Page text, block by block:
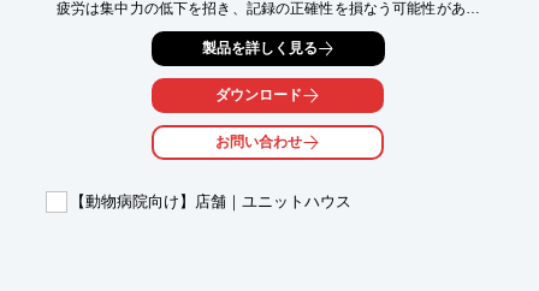
疲労は集中力の低下を招き、記録の正確性を損なう可能性があり
ます。TOJIは、日本の湯治文化をベースに開発され、動物病院で
働く医療従事者の疲労回復とコンディション維持をサポートしま
【活用シーン】
・医療従事者の休憩スペース
・情報共有のための会議室
【導入の効果】
製品を詳しく見る
ダウンロード
お問い合わせ
【動物病院向け】店舗｜ユニットハウス